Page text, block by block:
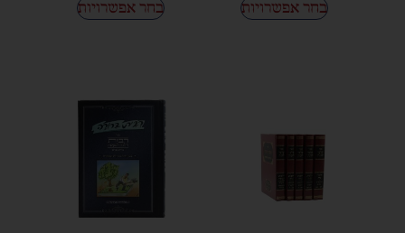
בחר אפשרויות בחר אפשרויות